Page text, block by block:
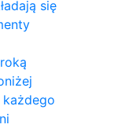
się
każdego